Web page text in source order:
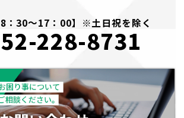
：30～17：00】※土日祝を除く
228-8731